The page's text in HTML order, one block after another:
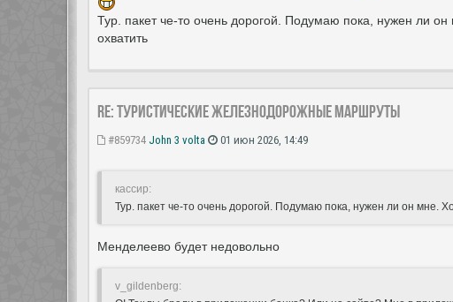
Тур. пакет че-то очень дорогой. Подумаю пока, нужен ли
охватить
Re: Туристические железнодорожные маршруты
#859734 John 3 volta 01 июн 2026, 14:49
кассир:
Тур. пакет че-то очень дорогой. Подумаю пока, нужен ли он мне.
Менделеево будет недовольно
v_gildenberg: